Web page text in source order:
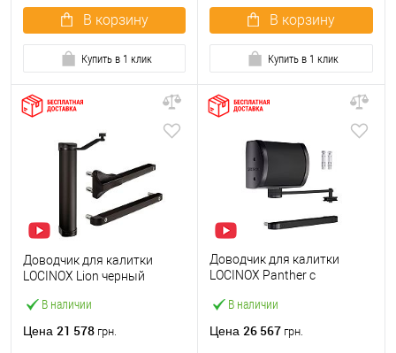
В корзину
Купить в 1 клик
В корзину
Купить в 1 клик
В наличии
Доводчик для калитки
LOCINOX Lion черный
Цена 21 578 грн.
В наличии
Доводчик для калитки
LOCINOX Panther с
черный
Цена 26 567 грн.